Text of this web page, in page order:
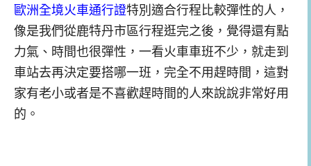
歐洲全境火車通行證特別適合行程比較彈性的人，
像是我們從鹿特丹市區行程逛完之後，覺得還有點
力氣、時間也很彈性，一看火車車班不少，就走到
車站去再決定要搭哪一班，完全不用趕時間，這對
家有老小或者是不喜歡趕時間的人來說說非常好用
的。